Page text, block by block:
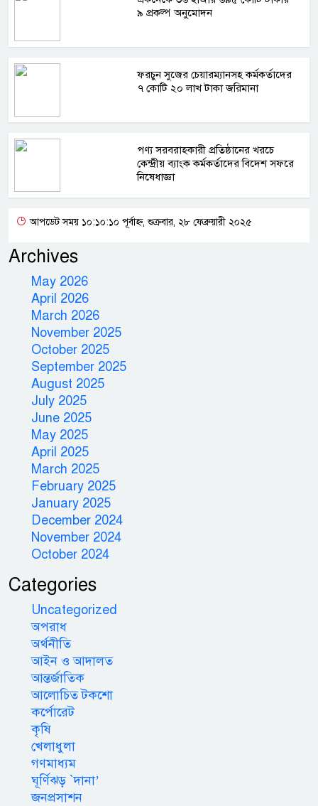
৯ প্রকল্প অনুমোদন
ফরচুন সুজের চেয়ারম্যানসহ কর্মকর্তাদের
৭ কোটি ২০ লাখ টাকা জরিমানা
পণ্য সরবরাহকারী প্রতিষ্ঠানের খরচে
কেন্দ্রীয় ব্যাংক কর্মকর্তাদের বিদেশ সফরে
নিষেধাজ্ঞা
আপডেট সময় ১০:১০:১০ পূর্বাহ্ন, শুক্রবার, ২৮ ফেব্রুয়ারী ২০২৫
Archives
May 2026
April 2026
March 2026
November 2025
October 2025
September 2025
August 2025
July 2025
June 2025
May 2025
April 2025
March 2025
February 2025
January 2025
December 2024
November 2024
October 2024
Categories
Uncategorized
অপরাধ
অর্থনীতি
আইন ও আদালত
আন্তর্জাতিক
আলোচিত টকশো
কর্পোরেট
কৃষি
খেলাধুলা
গণমাধ্যম
ঘূর্ণিঝড় `দানা’
জনপ্রসাশন